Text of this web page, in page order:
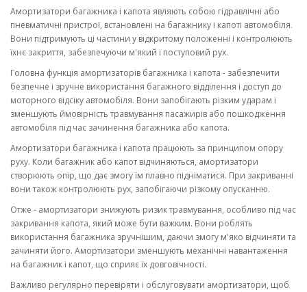
Амортизатори багажника і капота являють собою гідравлічні або
пневматичні пристрої, встановлені на багажнику і капоті автомобіля.
Вони підтримують ці частини у відкритому положенні і контролюють
їхнє закриття, забезпечуючи м'який і поступовий рух.
Головна функція амортизаторів багажника і капота - забезпечити
безпечне і зручне використання багажного відділення і доступ до
моторного відсіку автомобіля. Вони запобігають різким ударам і
зменшують ймовірність травмування пасажирів або пошкодження
автомобіля під час зачинення багажника або капота.
Амортизатори багажника і капота працюють за принципом опору
руху. Коли багажник або капот відчиняються, амортизатори
створюють опір, що дає змогу їм плавно підніматися. При закриванні
вони також контролюють рух, запобігаючи різкому опусканню.
Отже - амортизатори знижують ризик травмування, особливо під час
закривання капота, який може бути важким. Вони роблять
використання багажника зручнішим, даючи змогу м'яко відчиняти та
зачиняти його. Амортизатори зменшують механічні навантаження
на багажник і капот, що сприяє їх довговічності.
Важливо регулярно перевіряти і обслуговувати амортизатори, щоб